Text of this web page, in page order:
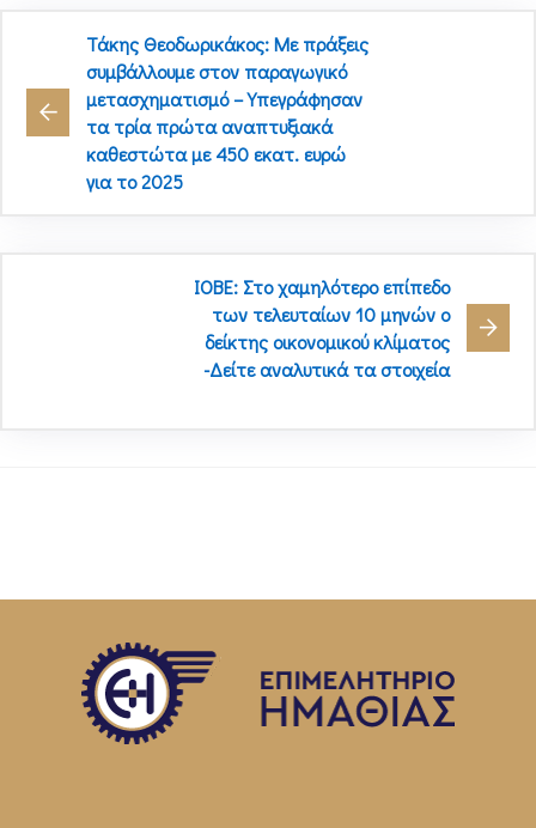
Τάκης Θεοδωρικάκος: Με πράξεις
συμβάλλουμε στον παραγωγικό
μετασχηματισμό – Υπεγράφησαν
τα τρία πρώτα αναπτυξιακά
καθεστώτα με 450 εκατ. ευρώ
για τo 2025
ΙΟΒΕ: Στο χαμηλότερο επίπεδο
των τελευταίων 10 μηνών ο
δείκτης οικονομικού κλίματος
-Δείτε αναλυτικά τα στοιχεία